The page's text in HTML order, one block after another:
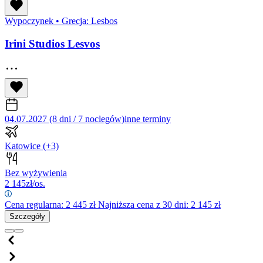
Wypoczynek • Grecja: Lesbos
Irini Studios Lesvos
04.07.2027 (8 dni / 7 noclegów)inne terminy
Katowice (+3)
Bez wyżywienia
2 145zł/os.
Cena regularna: 2 445 złNajniższa cena z 30 dni: 2 145 zł
Szczegóły